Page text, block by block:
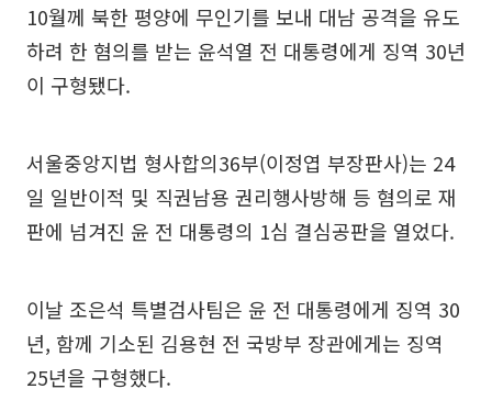
10월께 북한 평양에 무인기를 보내 대남 공격을 유도
하려 한 혐의를 받는 윤석열 전 대통령에게 징역 30년
이 구형됐다.
서울중앙지법 형사합의36부(이정엽 부장판사)는 24
일 일반이적 및 직권남용 권리행사방해 등 혐의로 재
판에 넘겨진 윤 전 대통령의 1심 결심공판을 열었다.
이날 조은석 특별검사팀은 윤 전 대통령에게 징역 30
년, 함께 기소된 김용현 전 국방부 장관에게는 징역
25년을 구형했다.